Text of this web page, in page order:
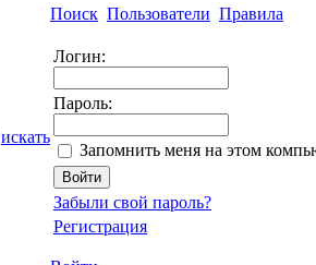
искать
Поиск Пользователи Правила
Логин:
Пароль:
Запомнить меня на этом
Забыли свой пароль?
Регистрация